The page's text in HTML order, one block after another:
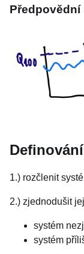
Předpovědní
1.) rozčlenit
2.) zjednodušit jej
systém
systém